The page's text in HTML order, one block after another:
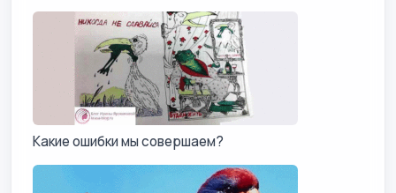
Какие ошибки мы совершаем?